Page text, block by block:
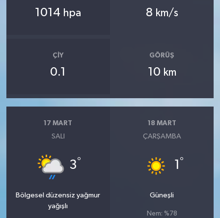
1014 hpa 8 km/s
ÇIY
0.1
GÖRÜŞ
10 km
17 MART
SALI
3°
Bölgesel düzensiz yağmur
yağışlı
18 MART
ÇARŞAMBA
1 °
Güneşli
Nem: %78